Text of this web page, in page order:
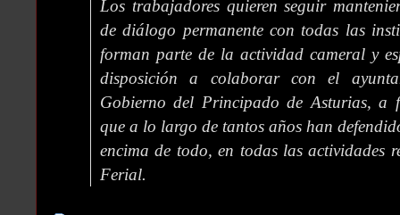
Los trabajadores quieren seguir
de diálogo permanente con todas las
forman parte de la actividad cameral y
disposición a colaborar con el
Gobierno del Principado de Asturias, a
que a lo largo de tantos años han
encima de todo, en todas las actividades
Ferial.